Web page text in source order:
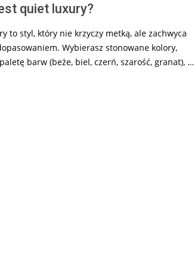
quiet luxury?
to styl, który nie krzyczy metką, ale zachwyca
Wybierasz stonowane kolory,
barw (beże, biel, czerń, szarość, granat), …